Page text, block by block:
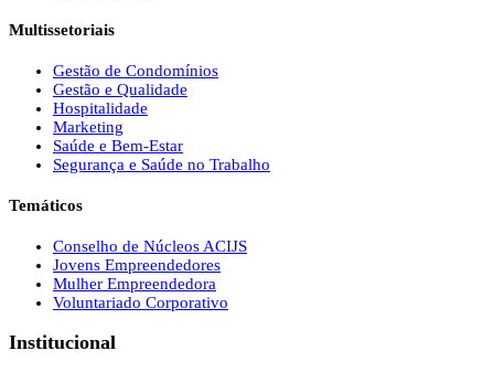
Multissetoriais
Gestão de Condomínios
Gestão e Qualidade
Hospitalidade
Marketing
Saúde e Bem-Estar
Segurança e Saúde no Trabalho
Temáticos
Conselho de Núcleos ACIJS
Jovens Empreendedores
Mulher Empreendedora
Voluntariado Corporativo
Institucional